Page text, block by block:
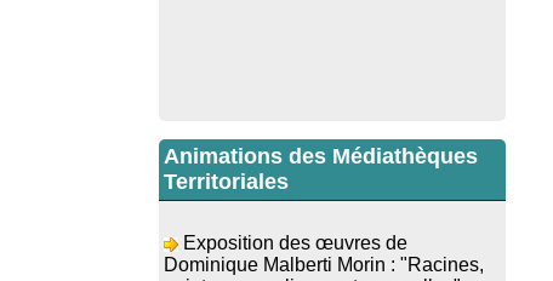
Animations des Médiathèques
Territoriales
Dominique Malberti Morin : "Racines,
peintures acryliques et aquarelles" -